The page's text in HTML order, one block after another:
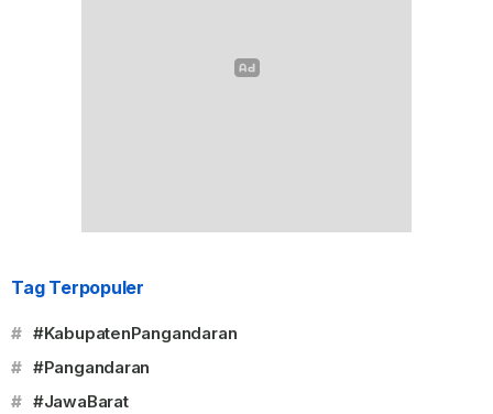
Tag Terpopuler
# #KabupatenPangandaran
# #Pangandaran
# #JawaBarat